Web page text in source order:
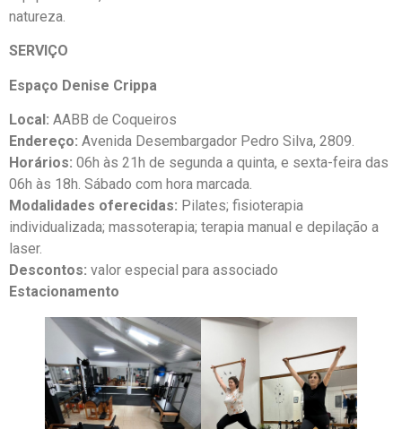
natureza.
SERVIÇO
Espaço Denise Crippa
Local: AABB de Coqueiros
Endereço: Avenida Desembargador Pedro Silva, 2809.
Horários: 06h às 21h de segunda a quinta, e sexta-feira das
06h às 18h. Sábado com hora marcada.
Modalidades oferecidas: Pilates; fisioterapia
individualizada; massoterapia; terapia manual e depilação a
laser.
Descontos: valor especial para associado
Estacionamento